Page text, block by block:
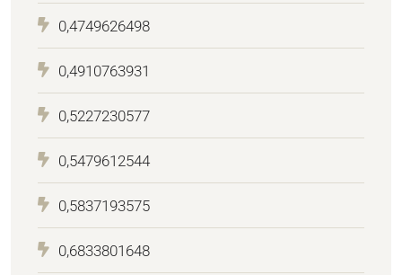
0,4749626498
0,4910763931
0,5227230577
0,5479612544
0,5837193575
0,6833801648